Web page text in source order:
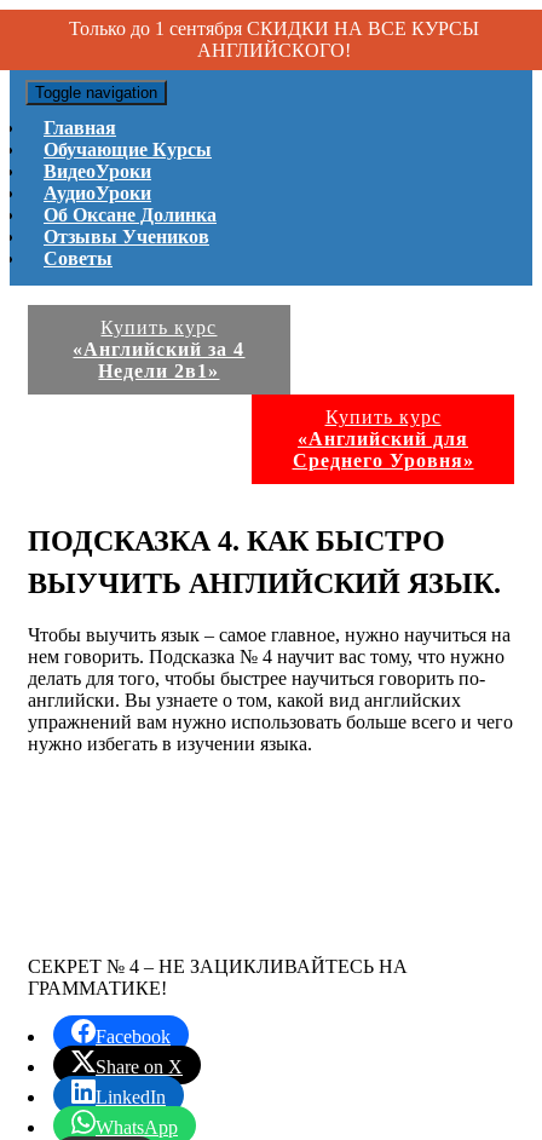
Только до 1 сентября СКИДКИ НА ВСЕ КУРСЫ
АНГЛИЙСКОГО!
Toggle navigation
Главная
Обучающие Курсы
ВидеоУроки
АудиоУроки
Об Оксане Долинка
Отзывы Учеников
Советы
Купить курс
«Английский за 4
Недели 2в1»
Купить курс
«Английский для
Среднего Уровня»
ПОДСКАЗКА 4. КАК БЫСТРО
ВЫУЧИТЬ АНГЛИЙСКИЙ ЯЗЫК.
Чтобы выучить язык – самое главное, нужно научиться на
нем говорить. Подсказка № 4 научит вас тому, что нужно
делать для того, чтобы быстрее научиться говорить по-
английски. Вы узнаете о том, какой вид английских
упражнений вам нужно использовать больше всего и чего
нужно избегать в изучении языка.
СЕКРЕТ № 4 – НЕ ЗАЦИКЛИВАЙТЕСЬ НА
ГРАММАТИКЕ!
Facebook
Share on X
LinkedIn
WhatsApp